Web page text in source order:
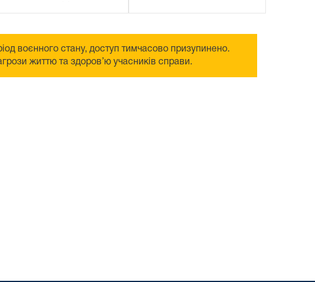
воєнного стану, доступ тимчасово призупинено.
життю та здоров’ю учасників справи.